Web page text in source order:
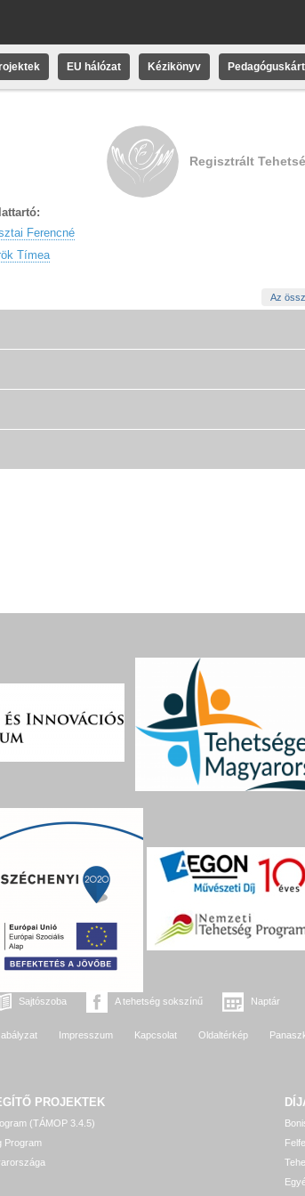
EU hálózat Kézikönyv
Regisztrált
Ferencné
Tímea
Az
Sajtószoba A tehetség sokszínű Naptár
Impresszum Kapcsolat Oldaltérkép
PROJEKTEK
(TÁMOP 3.4.5)
Program